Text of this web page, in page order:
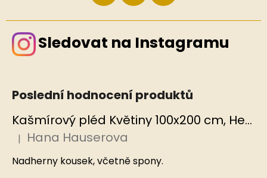
Sledovat na Instagramu
Poslední hodnocení produktů
Kašmírový pléd Květiny 100x200 cm, Hedvábný svět
Hodnocení produktu je 5 z 5 hvězdiček.
| Hana Hauserova
Nadherny kousek, včetně spony.